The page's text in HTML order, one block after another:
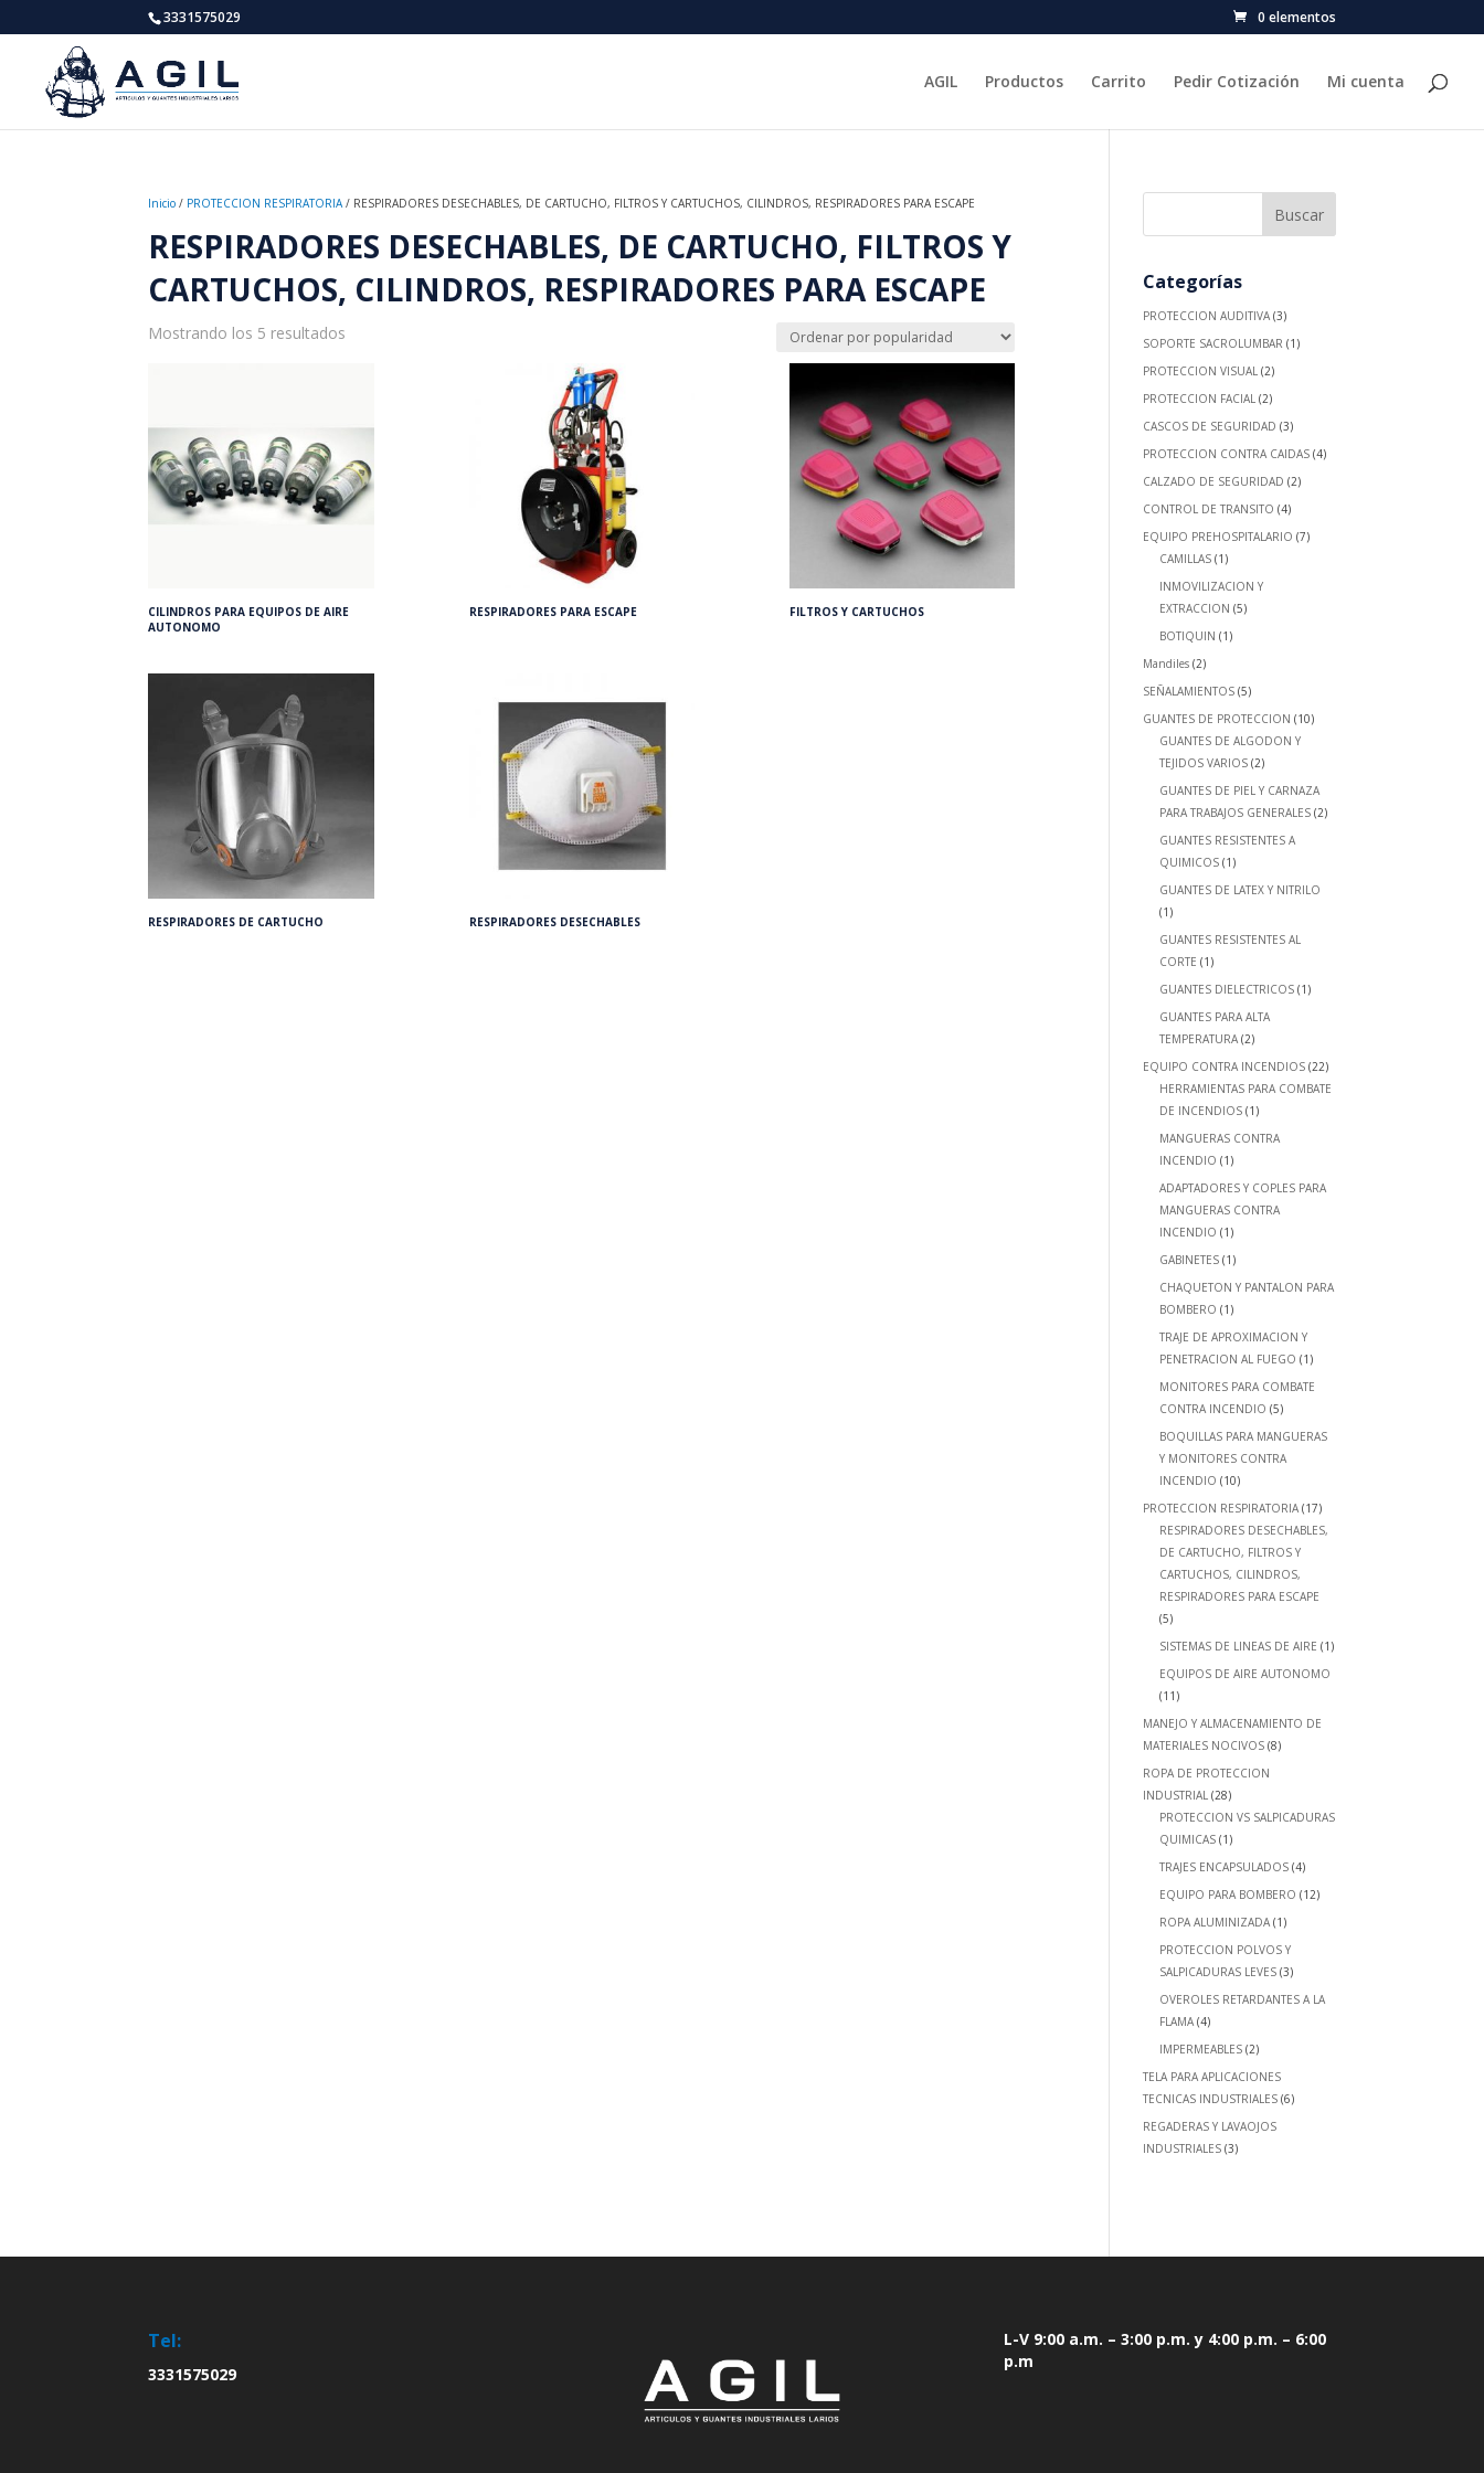
3331575029 0 elementos
AGIL Productos Carrito Pedir Cotización Mi cuenta
Inicio / PROTECCION RESPIRATORIA/ RESPIRADORES DESECHABLES, DE CARTUCHO, FILTROS Y CARTUCHOS, CILINDROS, RESPIRADORES PARA ESCAPE
RESPIRADORES DESECHABLES, DE CARTUCHO, FILTROS Y
CARTUCHOS, CILINDROS, RESPIRADORES PARA ESCAPE
Mostrando los 5 resultados
CILINDROS PARA EQUIPOS DE AIRE
AUTONOMO
RESPIRADORES PARA ESCAPE FILTROS Y CARTUCHOS
RESPIRADORES DE CARTUCHO RESPIRADORES DESECHABLES
Categorías
PROTECCION AUDITIVA (3)
SOPORTE SACROLUMBAR (1)
PROTECCION VISUAL (2)
PROTECCION FACIAL (2)
CASCOS DE SEGURIDAD (3)
PROTECCION CONTRA CAIDAS (4)
CALZADO DE SEGURIDAD (2)
CONTROL DE TRANSITO (4)
EQUIPO PREHOSPITALARIO (7)
CAMILLAS (1)
INMOVILIZACION Y
EXTRACCION (5)
BOTIQUIN (1)
Mandiles (2)
SEÑALAMIENTOS (5)
GUANTES DE PROTECCION (10)
GUANTES DE ALGODON Y
TEJIDOS VARIOS (2)
GUANTES DE PIEL Y CARNAZA
PARA TRABAJOS GENERALES (2)
GUANTES RESISTENTES A
QUIMICOS (1)
GUANTES DE LATEX Y NITRILO
(1)
GUANTES RESISTENTES AL
CORTE (1)
GUANTES DIELECTRICOS (1)
GUANTES PARA ALTA
TEMPERATURA (2)
EQUIPO CONTRA INCENDIOS (22)
HERRAMIENTAS PARA COMBATE
DE INCENDIOS (1)
MANGUERAS CONTRA
INCENDIO (1)
ADAPTADORES Y COPLES PARA
MANGUERAS CONTRA
INCENDIO (1)
GABINETES (1)
CHAQUETON Y PANTALON PARA
BOMBERO (1)
TRAJE DE APROXIMACION Y
PENETRACION AL FUEGO (1)
MONITORES PARA COMBATE
CONTRA INCENDIO (5)
BOQUILLAS PARA MANGUERAS
Y MONITORES CONTRA
INCENDIO (10)
PROTECCION RESPIRATORIA (17)
RESPIRADORES DESECHABLES,
DE CARTUCHO, FILTROS Y
CARTUCHOS, CILINDROS,
RESPIRADORES PARA ESCAPE
(5)
SISTEMAS DE LINEAS DE AIRE (1)
EQUIPOS DE AIRE AUTONOMO
(11)
MANEJO Y ALMACENAMIENTO DE
MATERIALES NOCIVOS (8)
ROPA DE PROTECCION
INDUSTRIAL (28)
PROTECCION VS SALPICADURAS
QUIMICAS (1)
TRAJES ENCAPSULADOS (4)
EQUIPO PARA BOMBERO (12)
ROPA ALUMINIZADA (1)
PROTECCION POLVOS Y
SALPICADURAS LEVES (3)
OVEROLES RETARDANTES A LA
FLAMA (4)
IMPERMEABLES (2)
TELA PARA APLICACIONES
TECNICAS INDUSTRIALES (6)
REGADERAS Y LAVAOJOS
INDUSTRIALES (3)
Tel:
3331575029
L-V 9:00 a.m. – 3:00 p.m. y 4:00 p.m. – 6:00
p.m